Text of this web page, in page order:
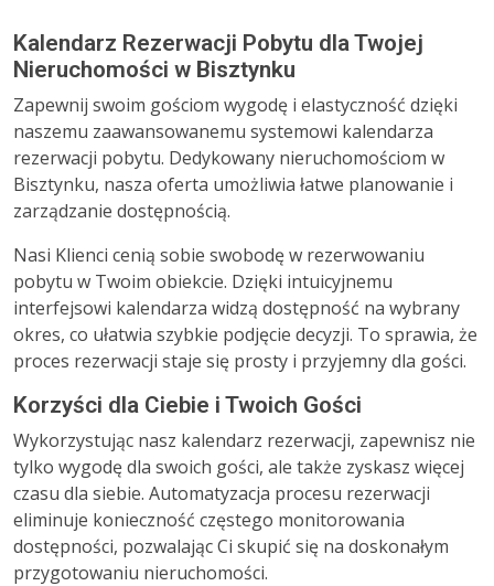
Kalendarz Rezerwacji Pobytu dla Twojej
Nieruchomości w Bisztynku
Zapewnij swoim gościom wygodę i elastyczność dzięki
naszemu zaawansowanemu systemowi kalendarza
rezerwacji pobytu. Dedykowany nieruchomościom w
Bisztynku, nasza oferta umożliwia łatwe planowanie i
zarządzanie dostępnością.
Nasi Klienci cenią sobie swobodę w rezerwowaniu
pobytu w Twoim obiekcie. Dzięki intuicyjnemu
interfejsowi kalendarza widzą dostępność na wybrany
okres, co ułatwia szybkie podjęcie decyzji. To sprawia, że
proces rezerwacji staje się prosty i przyjemny dla gości.
Korzyści dla Ciebie i Twoich Gości
Wykorzystując nasz kalendarz rezerwacji, zapewnisz nie
tylko wygodę dla swoich gości, ale także zyskasz więcej
czasu dla siebie. Automatyzacja procesu rezerwacji
eliminuje konieczność częstego monitorowania
dostępności, pozwalając Ci skupić się na doskonałym
przygotowaniu nieruchomości.